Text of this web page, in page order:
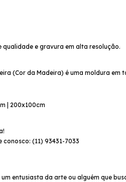
e gravura em alta resolução.
(Cor da Madeira) é uma moldura em
| 200x100cm
(11) 93431-7033
entusiasta da arte ou alguém que